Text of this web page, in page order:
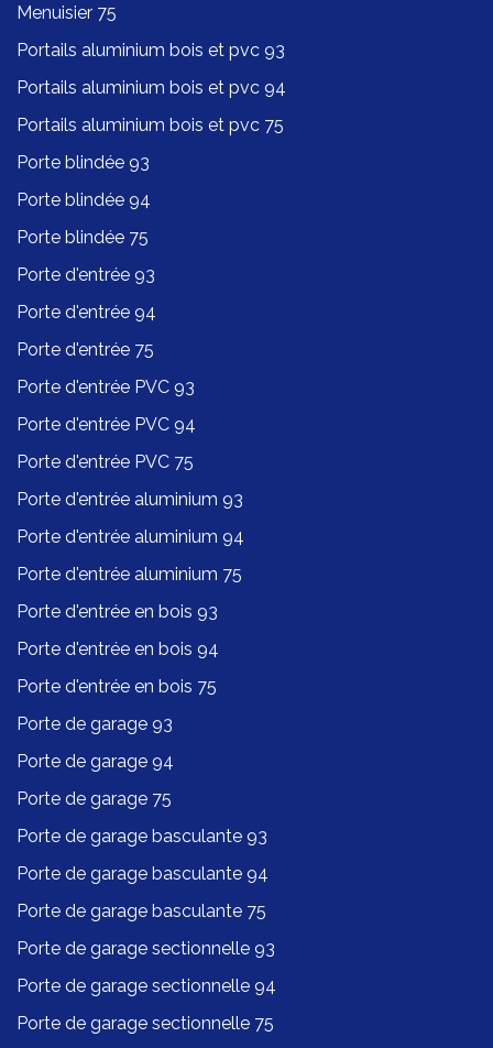
Menuisier 75
Portails aluminium bois et pvc 93
Portails aluminium bois et pvc 94
Portails aluminium bois et pvc 75
Porte blindée 93
Porte blindée 94
Porte blindée 75
Porte d'entrée 93
Porte d'entrée 94
Porte d'entrée 75
Porte d'entrée PVC 93
Porte d'entrée PVC 94
Porte d'entrée PVC 75
Porte d'entrée aluminium 93
Porte d'entrée aluminium 94
Porte d'entrée aluminium 75
Porte d'entrée en bois 93
Porte d'entrée en bois 94
Porte d'entrée en bois 75
Porte de garage 93
Porte de garage 94
Porte de garage 75
Porte de garage basculante 93
Porte de garage basculante 94
Porte de garage basculante 75
Porte de garage sectionnelle 93
Porte de garage sectionnelle 94
Porte de garage sectionnelle 75